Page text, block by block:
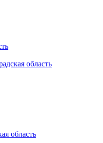
область
область